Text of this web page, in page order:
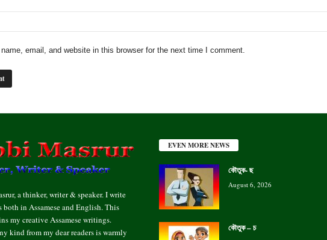
email, and website in this browser for the next time I comment.
a thinker, writer & speaker. I write
both in Assamese and English. This
my creative Assamese writings.
kind from my dear readers is warmly
EVEN MORE NEWS
কৌতুক- ছ
August 6, 2026
কৌতুক – চ